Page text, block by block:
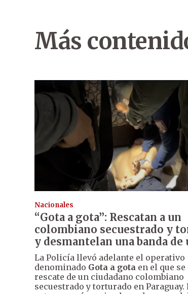
Más
Nacionales
“Gota a gota”: Rescatan a un
colombiano secuestrado y
y desmantelan una banda de
La Policía llevó adelante el operativo
denominado Gota a gota en el que
rescate de un ciudadano colombiano
secuestrado y torturado en Paraguay.